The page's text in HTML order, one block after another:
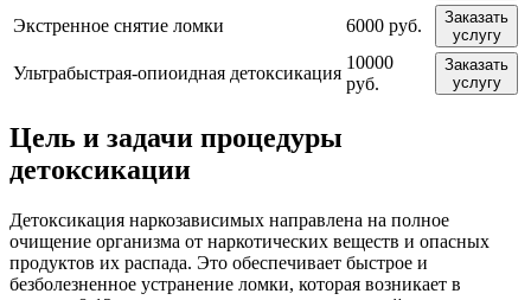
Экстренное снятие ломки 6000 руб.
Заказать
услугу
Ультрабыстрая-опиоидная детоксикация
10000
руб.
Заказать
услугу
Цель и задачи процедуры
детоксикации
Детоксикация наркозависимых направлена на полное
очищение организма от наркотических веществ и опасных
продуктов их распада. Это обеспечивает быстрое и
безболезненное устранение ломки, которая возникает в